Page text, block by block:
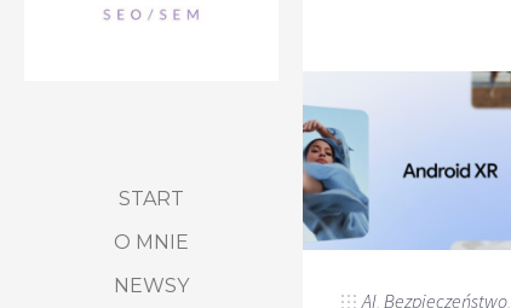
START
O MNIE
NEWSY
AI, Bezpieczeństwo,